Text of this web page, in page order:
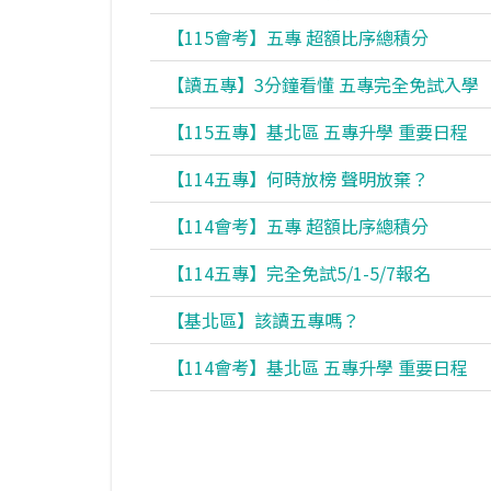
【115會考】五專 超額比序總積分
【讀五專】3分鐘看懂 五專完全免試入學
【115五專】基北區 五專升學 重要日程
【114五專】何時放榜 聲明放棄？
【114會考】五專 超額比序總積分
【114五專】完全免試5/1-5/7報名
【基北區】該讀五專嗎？
【114會考】基北區 五專升學 重要日程